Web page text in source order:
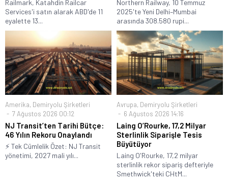
Railmark, Katahdin Railcar
Services'i satın alarak ABD'de 11
eyalette 13...
Northern Railway, 10 Temmuz
2025'te Yeni Delhi–Mumbai
arasında 308.580 rupi...
Amerika, Demiryolu Şirketleri
7 Ağustos 2026 00:12
NJ Transit’ten Tarihi Bütçe:
46 Yılın Rekoru Onaylandı
⚡ Tek Cümlelik Özet: NJ Transit
yönetimi, 2027 mali yılı...
Avrupa, Demiryolu Şirketleri
6 Ağustos 2026 14:16
Laing O’Rourke, 17,2 Milyar
Sterlinlik Siparişle Tesis
Büyütüyor
Laing O'Rourke, 17,2 milyar
sterlinlik rekor sipariş defteriyle
Smethwick'teki CHtM...